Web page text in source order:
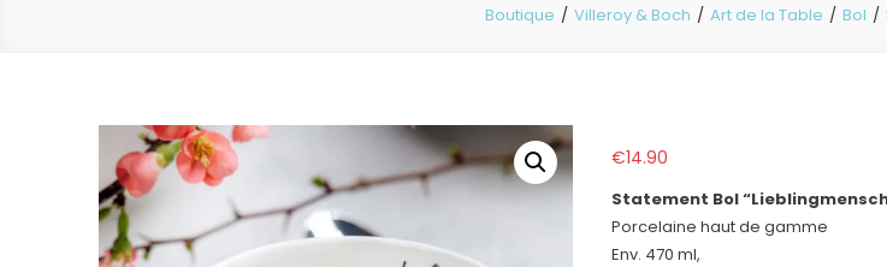
Boutique Villeroy & Boch Art de la Table Bol
€14.90
Statement Bol
Porcelaine haut de gamme
Env. 470 ml,